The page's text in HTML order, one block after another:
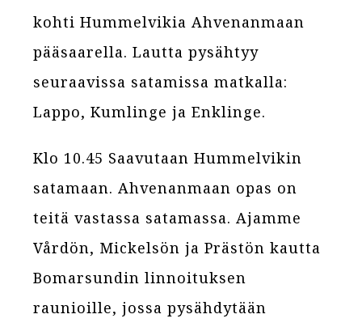
kohti Hummelvikia Ahvenanmaan
pääsaarella. Lautta pysähtyy
seuraavissa satamissa matkalla:
Lappo, Kumlinge ja Enklinge.
Klo 10.45 Saavutaan Hummelvikin
satamaan. Ahvenanmaan opas on
teitä vastassa satamassa. Ajamme
Vårdön, Mickelsön ja Prästön kautta
Bomarsundin linnoituksen
raunioille, jossa pysähdytään